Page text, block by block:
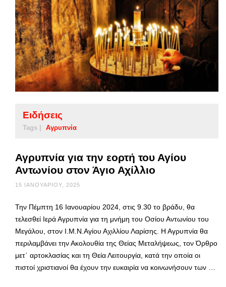
Ειδήσεις
Tags | Αγρυπνία
Αγρυπνία για την εορτή του Αγίου
Αντωνίου στον Άγιο Αχίλλιο
15 ΙΑΝΟΥΑΡΊΟΥ, 2025
Την Πέμπτη 16 Ιανουαρίου 2024, στις 9.30 το βράδυ, θα
τελεσθεί Ιερά Αγρυπνία για τη μνήμη του Οσίου Αντωνίου του
Μεγάλου, στον Ι.Μ.Ν.Αγίου Αχιλλίου Λαρίσης. Η Αγρυπνία θα
περιλαμβάνει την Ακολουθία της Θείας Μεταλήψεως, τον Όρθρο
μετ΄ αρτοκλασίας και τη Θεία Λειτουργία, κατά την οποία οι
πιστοί χριστιανοί θα έχουν την ευκαιρία να κοινωνήσουν των …